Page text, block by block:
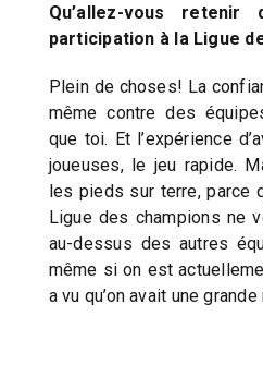
Qu’allez-vous
participation à la Ligue
Plein de choses! La
même contre des
que toi. Et l’expérience
joueuses, le jeu rapide.
les pieds sur terre, parce
Ligue des champions ne
au-dessus des autres
même si on est
a vu qu’on avait une